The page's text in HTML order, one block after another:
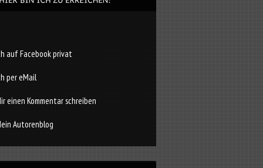
auf Facebook privat
per eMail
einen Kommentar schreiben
Autorenblog